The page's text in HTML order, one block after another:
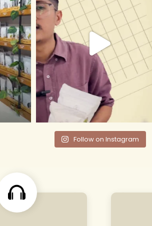
Follow on Instagram